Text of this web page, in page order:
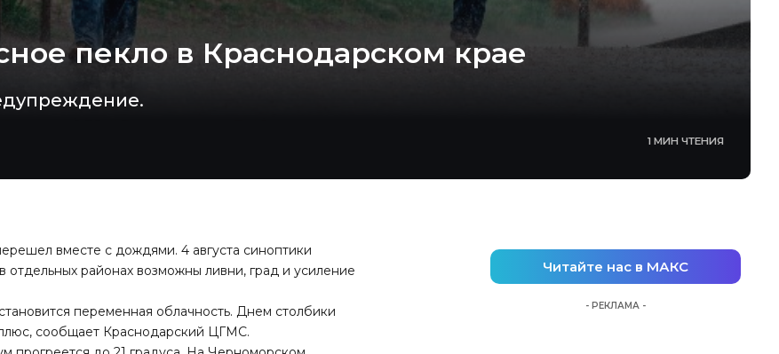
пекло в Краснодарском крае
1 МИН ЧТЕНИЯ
вместе с дождями. 4 августа синоптики
районах возможны ливни, град и усиление
переменная облачность. Днем столбики
сообщает Краснодарский ЦГМС.
Читайте нас в МАКС
- РЕКЛАМА -